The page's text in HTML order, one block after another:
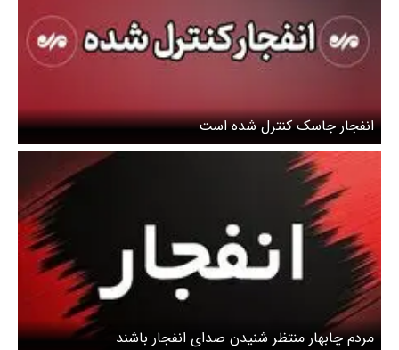
انفجار جاسک کنترل شده است
مردم چابهار منتظر شنیدن صدای انفجار باشند